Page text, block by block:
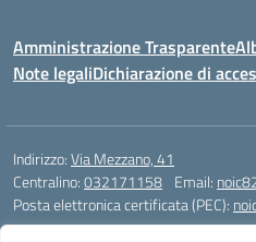
Amministrazione Trasparente
Note legaliDichiarazione di
Indirizzo:Via Mezzano, 41
Centralino:032171158 Email:
Posta elettronica certificata (PEC):